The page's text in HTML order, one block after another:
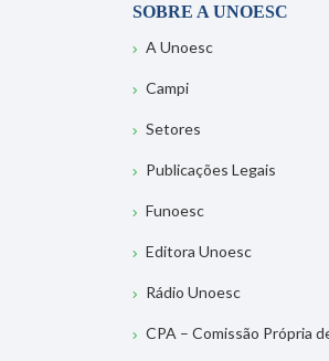
SOBRE A UNOESC
A Unoesc
Campi
Setores
Publicações Legais
Funoesc
Editora Unoesc
Rádio Unoesc
CPA – Comissão Própria